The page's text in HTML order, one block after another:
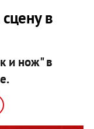
в
и нож" в